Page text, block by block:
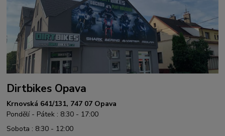
Dirtbikes Opava
Krnovská 641/131, 747 07 Opava
Pondělí - Pátek : 8:30 - 17:00
Sobota : 8:30 - 12:00